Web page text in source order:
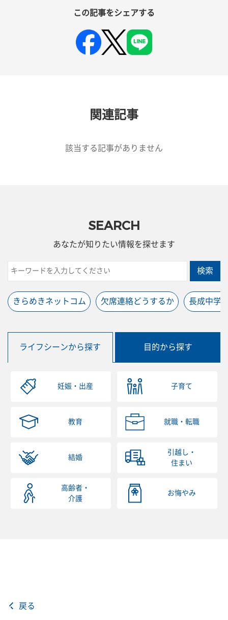
この記事をシェアする
関連記事
該当する記事がありません
SEARCH
あなたが知りたい情報を探せます
検索
きらめきネットコム 欠席連絡どうするか 長成中学
ライフシーンから探す 目的から探す
妊娠・出産 子育て
教育 就職・転職
結婚
引越し・
住まい
高齢者・
介護
お悔やみ
戻る